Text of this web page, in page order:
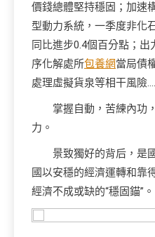
價錢總體堅持穩固；加速
型動力系統，一季度非化
同比進步0.4個百分點；
序化解處所包養網當局債
處理虛擬貨泉等相干風險
掌握自動，苦練內功
力。
景致獨好的背后，是
國以安穩的經濟運轉和靠
經濟不成或缺的“穩固錨”。